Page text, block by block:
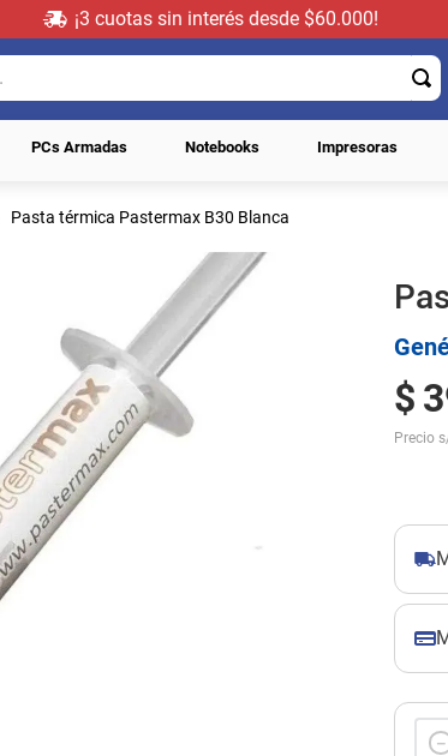
¡3 cuotas sin interés desde $60.000!
PCs Armadas Notebooks Impresoras
Pasta térmica Pastermax B30 Blanca
$
Precio
－